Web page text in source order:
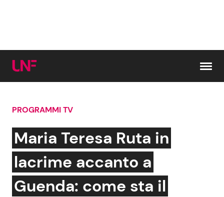
Cerca:
News e Cronaca
Attualità Italiana
Gossip e TV
Bellezze VIP
PROGRAMMI TV
Maria Teresa Ruta in
lacrime accanto a
Guenda: come sta il